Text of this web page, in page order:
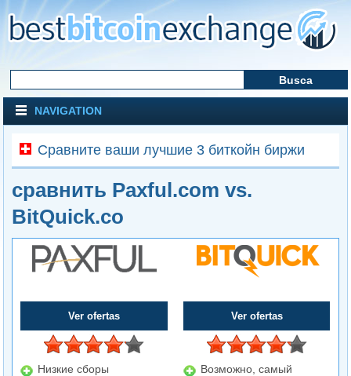
NAVIGATION
Сравните ваши лучшие 3 биткойн биржи
сравнить Paxful.com vs.
BitQuick.co
Ver ofertas Ver ofertas
Низкие сборы
Возможно, самый